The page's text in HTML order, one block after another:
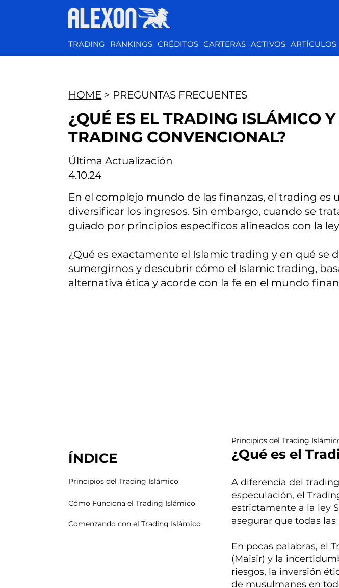
TRADING RANKINGS CRÉDITOS CARTERAS ACTIVOS ARTÍCULOS
Principios del Trading
¿Qué es el
A diferencia del
especulación, el
estrictamente a la ley
asegurar que todas
En pocas palabras, el
(Maisir) y la
riesgos, la inversión
de musulmanes en
ÍNDICE
Principios del Trading Islámico
Cómo Funciona el Trading Islámico
Comenzando con el Trading Islámico
Última Actualización
4.10.24
HOME > PREGUNTAS FRECUENTES
¿QUÉ ES EL TRADING ISLÁMICO
TRADING CONVENCIONAL?
En el complejo mundo de las finanzas, el trading
diversificar los ingresos. Sin embargo, cuando se
guiado por principios específicos alineados con la
¿Qué es exactamente el Islamic trading y en qué se
sumergirnos y descubrir cómo el Islamic trading,
alternativa ética y acorde con la fe en el mundo